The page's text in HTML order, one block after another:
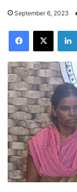
September 6, 2023
Facebook
X